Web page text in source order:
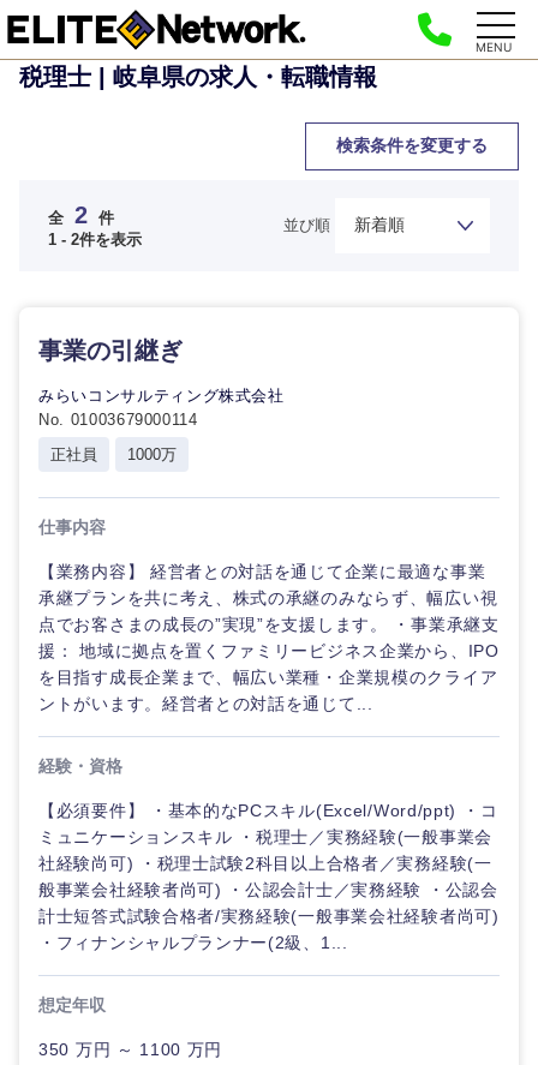
MENU
税理士 | 岐阜県の求人・転職情報
検索条件を変更する
経営企
画・事業
経営ボー
ド
管理
SCM
人事
マーケテ
ィング
営業
サービス
コンサル
事業企画・事業開発
事業管理
新規事業企画・立上げ
M&A・事業投資
政策渉外
その他企画業務
経営企画・事業企画
経営ボード
SCM
人事
マーケティング
サービス
クリエイティブ
コンサルタント
技術職（IT）、Webサービス・制作、ゲーム
商社・卸
エネルギー・資源・環境
自動車・機械・船舶
電気・電子・半導体
素材・化学・金属
食品・化粧品・アパレル・消費財
メディカル・ヘルスケア・ライフサイエンス
金融
倉庫・運輸・物流
北海道・東北地方
北海道
秋田県
宮城県 山形県
福島県
関東地方
茨城県 栃木県
群馬県 埼玉県
千葉県
希望年収
20代 30代
40代 50代
フリーワード
こだわり条件を入力ください
急募 第二新卒
上場企業
スタートアップ企
業
外資系企業 英語を活かす
転勤なし
全 2 件
1 - 2件を表示
並び順
事業の引継ぎ
みらいコンサルティング株式会社
No. 01003679000114
正社員
1000万
仕事内容
【業務内容】 経営者との対話を通じて企業に最適な事業
承継プランを共に考え、株式の承継のみならず、幅広い視
点でお客さまの成長の”実現”を支援します。 ・事業承継支
援： 地域に拠点を置くファミリービジネス企業から、IPO
を目指す成長企業まで、幅広い業種・企業規模のクライア
ントがいます。経営者との対話を通じて...
経験・資格
【必須要件】 ・基本的なPCスキル(Excel/Word/ppt) ・コ
ミュニケーションスキル ・税理士／実務経験(一般事業会
社経験尚可) ・税理士試験2科目以上合格者／実務経験(一
般事業会社経験者尚可) ・公認会計士／実務経験 ・公認会
計士短答式試験合格者/実務経験(一般事業会社経験者尚可)
・フィナンシャルプランナー(2級、1...
想定年収
350 万円 ～ 1100 万円